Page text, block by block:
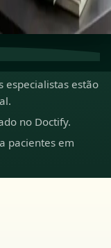
e fáceis de
especialistas estão
no Doctify.
pacientes em